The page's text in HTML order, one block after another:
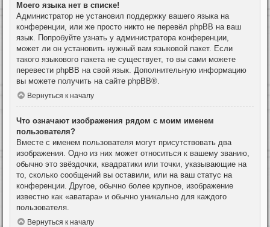
Моего языка нет в списке!
Администратор не установил поддержку вашего языка на
конференции, или же просто никто не перевёл phpBB на ваш
язык. Попробуйте узнать у администратора конференции,
может ли он установить нужный вам языковой пакет. Если
такого языкового пакета не существует, то вы сами можете
перевести phpBB на свой язык. Дополнительную информацию
вы можете получить на сайте phpBB®.
Вернуться к началу
Что означают изображения рядом с моим именем
пользователя?
Вместе с именем пользователя могут присутствовать два
изображения. Одно из них может относиться к вашему званию,
обычно это звёздочки, квадратики или точки, указывающие на
то, сколько сообщений вы оставили, или на ваш статус на
конференции. Другое, обычно более крупное, изображение
известно как «аватара» и обычно уникально для каждого
пользователя.
Вернуться к началу